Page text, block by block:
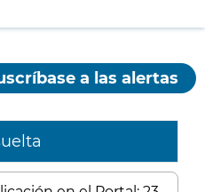
a las alertas